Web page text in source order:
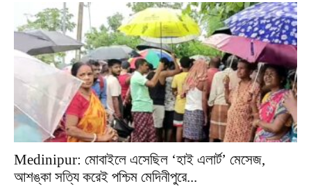
Medinipur: মোবাইলে এসেছিল ‘হাই এলার্ট’ মেসেজ,
আশঙ্কা সত্যি করেই পশ্চিম মেদিনীপুরে...